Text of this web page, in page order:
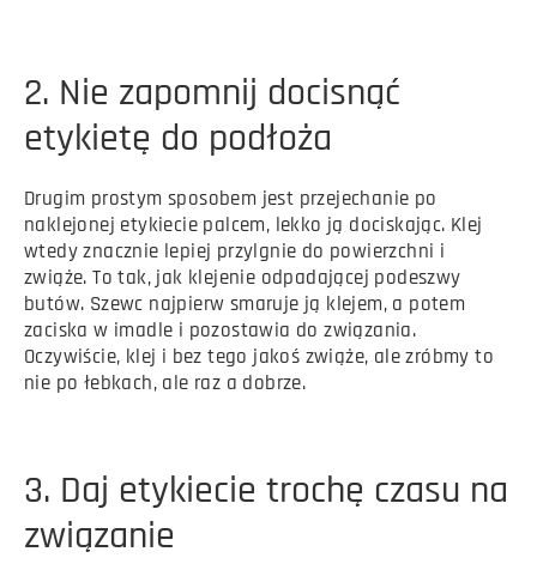
2. Nie zapomnij docisnąć
etykietę do podłoża
Drugim prostym sposobem jest przejechanie po
naklejonej etykiecie palcem, lekko ją dociskając. Klej
wtedy znacznie lepiej przylgnie do powierzchni i
zwiąże. To tak, jak klejenie odpadającej podeszwy
butów. Szewc najpierw smaruje ją klejem, a potem
zaciska w imadle i pozostawia do związania.
Oczywiście, klej i bez tego jakoś zwiąże, ale zróbmy to
nie po łebkach, ale raz a dobrze.
3. Daj etykiecie trochę czasu na
związanie